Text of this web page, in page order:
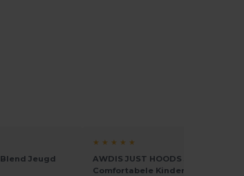
Jeugd
★ ★ ★ ★ ★
AWDIS JUST HOODS JH01J -
Comfortabele Kinderhoodie